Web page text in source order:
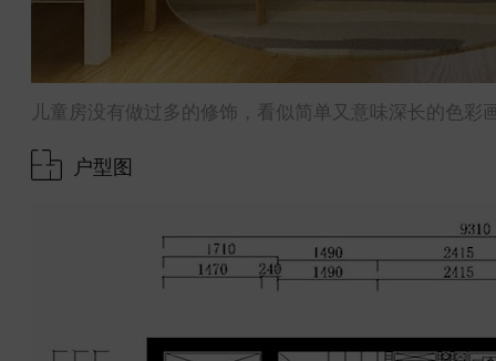
儿童房没有做过多的修饰，看似简单又意味深长的色
户型图